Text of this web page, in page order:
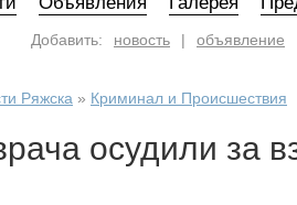
Добавить: новость | объявление
Ряжска » Криминал и Происшествия
осудили за